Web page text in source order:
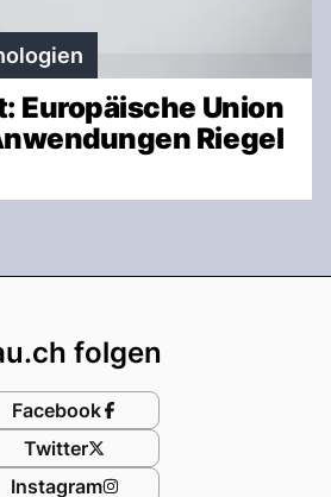
Europäische Union
Riegel
folgen
Facebook
Twitter
Instagram